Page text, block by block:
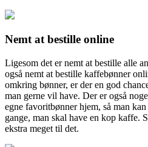
Nemt at bestille online
Ligesom det er nemt at bestille alle
også nemt at bestille kaffebønner
omkring bønner, er der en god
man gerne vil have. Der er også
egne favoritbønner hjem, så man
gange, man skal have en kop kaffe.
ekstra meget til det.